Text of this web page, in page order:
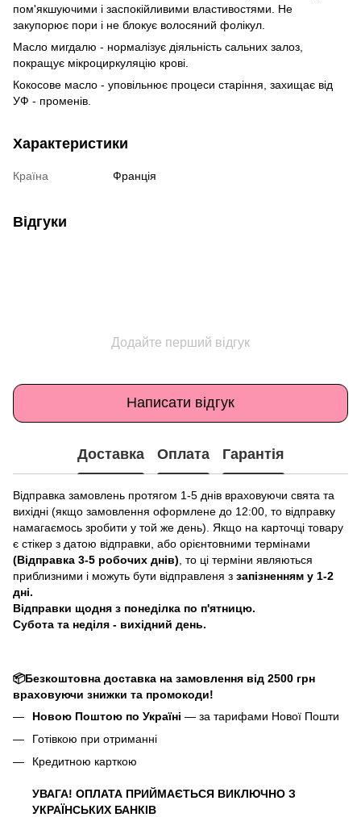
пом'якшуючими і заспокійливими властивостями. Не
закупорює пори і не блокує волосяний фолікул.
Масло мигдалю - нормалізує діяльність сальних залоз,
покращує мікроциркуляцію крові.
Кокосове масло - уповільнює процеси старіння, захищає від
УФ - променів.
Характеристики
Країна Франція
Відгуки
Додайте перший відгук
Написати відгук
Доставка Оплата Гарантія
Відправка замовлень протягом 1-5 днів враховуючи свята та
вихідні (якщо замовлення оформлене до 12:00, то відправку
намагаємось зробити у той же день). Якщо на карточці товару
є стікер з датою відправки, або орієнтовними термінами
(Відправка 3-5 робочих днів) , то ці терміни являються
приблизними і можуть бути відправленя з запізненням у 1-2
дні.
Відправки щодня з понеділка по п'ятницю.
Субота та неділя - вихідний день.
📦Безкоштовна доставка на замовлення від 2500 грн
враховуючи знижки та промокоди!
Новою Поштою по Україні — за тарифами Нової Пошти
Готівкою при отриманні
Кредитною карткою
УВАГА! ОПЛАТА ПРИЙМАЄТЬСЯ ВИКЛЮЧНО З
УКРАЇНСЬКИХ БАНКІВ